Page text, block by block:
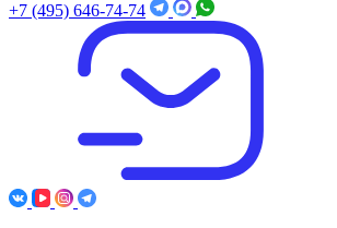
+7 (495) 646-74-74